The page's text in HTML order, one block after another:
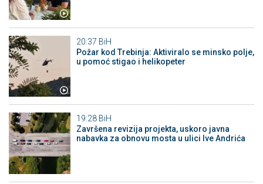
20:37 BiH
Požar kod Trebinja: Aktiviralo se minsko polje,
u pomoć stigao i helikopeter
19:28 BiH
Završena revizija projekta, uskoro javna
nabavka za obnovu mosta u ulici Ive Andrića